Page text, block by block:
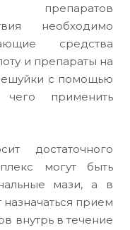
препаратов
необходимо
средства
и препараты на
с помощью
применить
достаточного
могут быть
мази, а в
прием
внутрь в течение